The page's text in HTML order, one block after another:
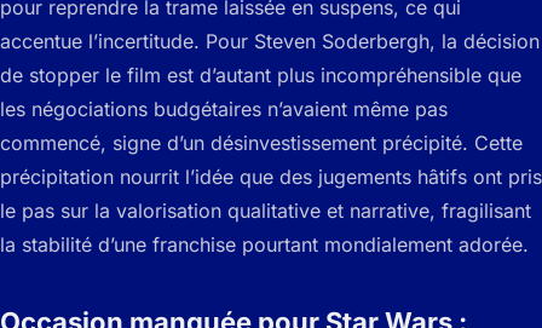
pour reprendre la trame laissée en suspens, ce qui
accentue l’incertitude. Pour Steven Soderbergh, la décision
de stopper le film est d’autant plus incompréhensible que
les négociations budgétaires n’avaient même pas
commencé, signe d’un désinvestissement précipité. Cette
précipitation nourrit l’idée que des jugements hâtifs ont pris
le pas sur la valorisation qualitative et narrative, fragilisant
la stabilité d’une franchise pourtant mondialement adorée.
Occasion manquée pour Star Wars :